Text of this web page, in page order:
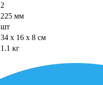
2
225 мм
шт
34 x 16 x 8 см
1.1 кг